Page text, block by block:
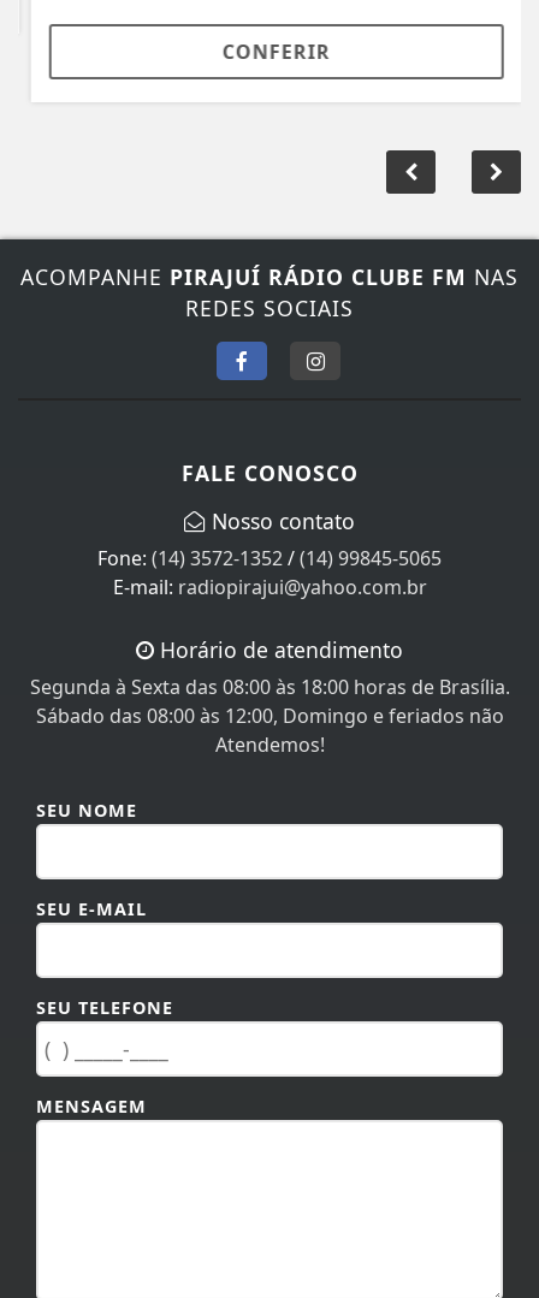
CONFERIR
ACOMPANHE PIRAJUÍ RÁDIO CLUBE FM NAS
REDES SOCIAIS
FALE CONOSCO
Nosso contato
Fone: (14) 3572-1352/(14) 99845-5065
E-mail: radiopirajui@yahoo.com.br
Horário de atendimento
Segunda à Sexta das 08:00 às 18:00 horas de Brasília.
Sábado das 08:00 às 12:00, Domingo e feriados não
Atendemos!
SEU NOME
SEU E-MAIL
SEU TELEFONE
MENSAGEM